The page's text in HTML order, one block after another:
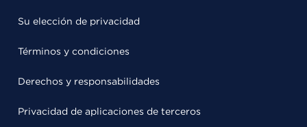
Su elección de privacidad
Términos y condiciones
Derechos y responsabilidades
Privacidad de aplicaciones de terceros